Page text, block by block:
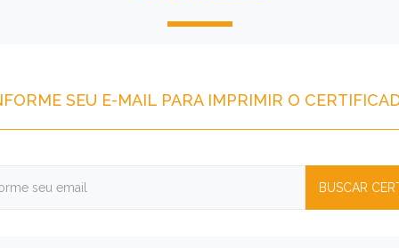
SEU E-MAIL PARA IMPRIMIR O